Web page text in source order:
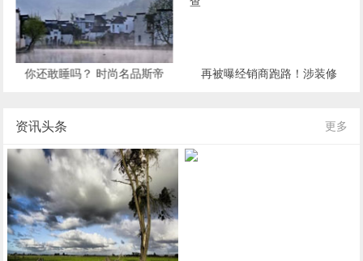
能强瓷砖&极致理石，新品发布聚势而生！
家居建材 04-20
虾饺西施的现包鲜虾水饺：美味传奇背后的魅力何
在？
生活消费 02-22 227146308次浏览
你还敢睡吗？ 时尚名品斯帝
再被曝经销商跑路！涉装修
资讯头条 更多